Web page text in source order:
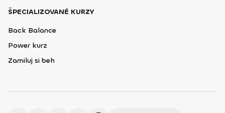
ŠPECIALIZOVANÉ KURZY
Back Balance
Power kurz
Zamiluj si beh